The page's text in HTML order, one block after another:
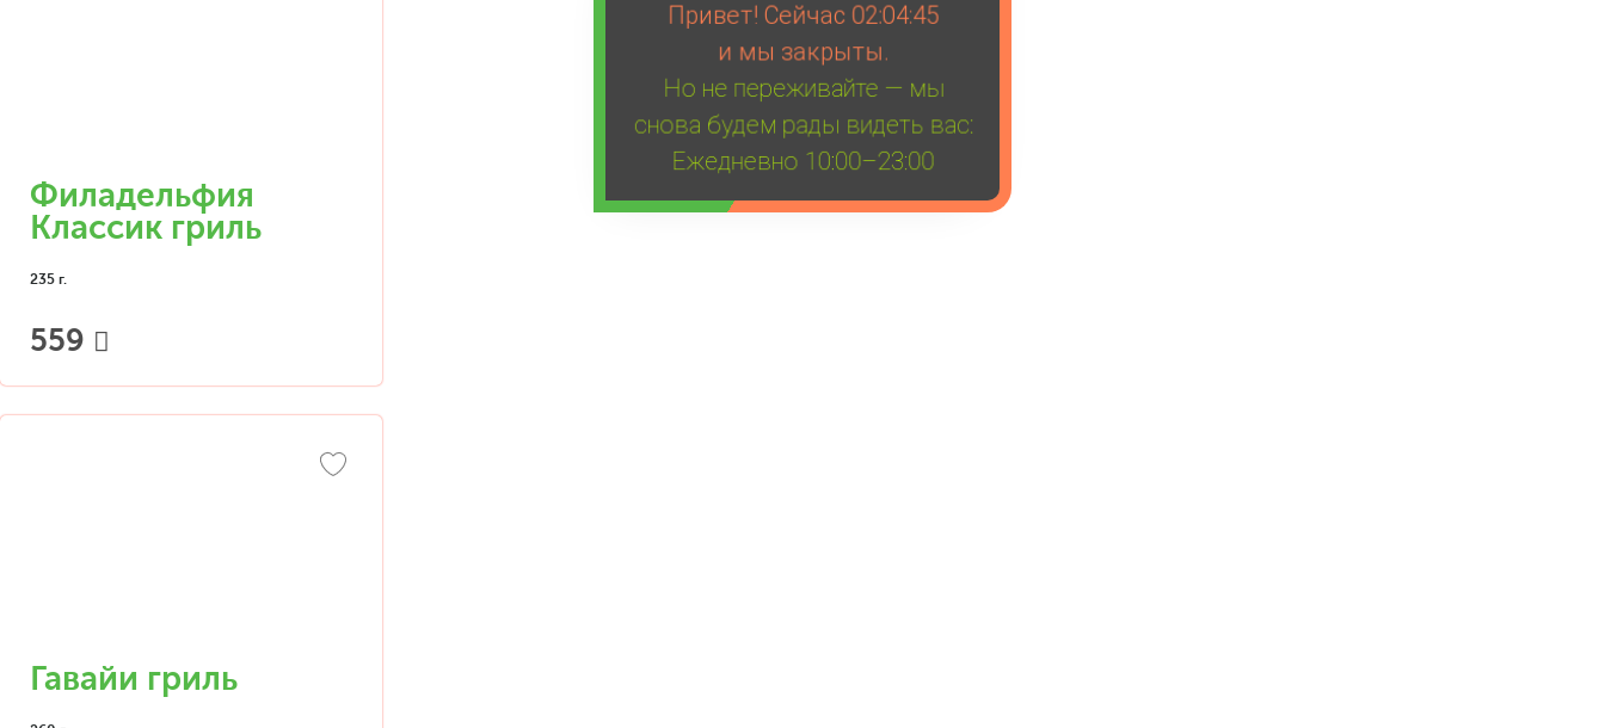
Привет! Сейчас 02:04:45
и мы закрыты.
Но не переживайте — мы
снова будем рады видеть вас:
Ежедневно 10:00–23:00
Филадельфия
Классик гриль
235 г.
559
Гавайи гриль